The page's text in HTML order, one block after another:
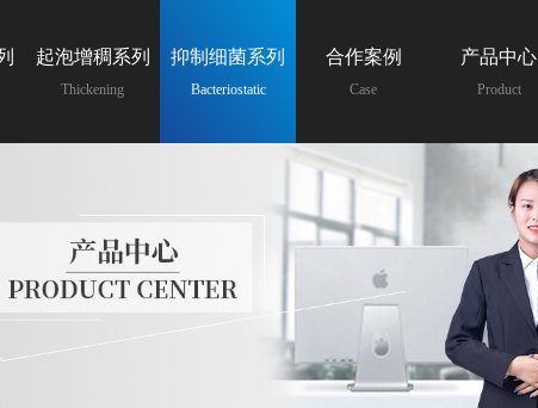
起泡增稠系列
Thickening
抑制细菌系列
Bacteriostatic
合作案例
Case
产品中心
Product